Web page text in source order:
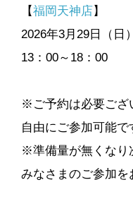
【福岡天神店】
2026年3月29日（日）
13：00～18：00
※ご予約は必要ござ
自由にご参加可能で
※準備量が無くなり
みなさまのご参加を